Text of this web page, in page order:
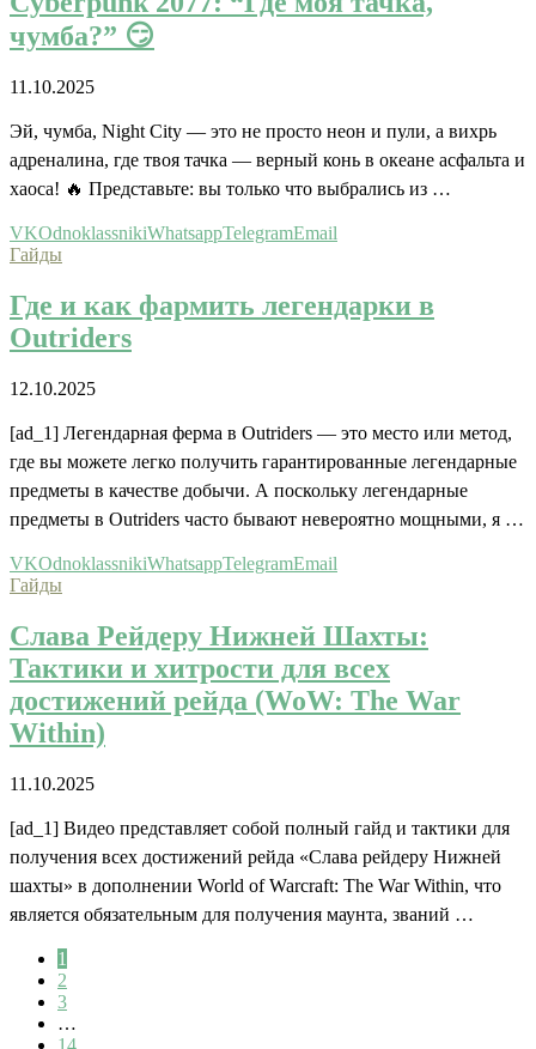
чумба?” 😏
11.10.2025
Эй, чумба, Night City — это не просто неон и пули, а вихрь
адреналина, где твоя тачка — верный конь в океане асфальта и
хаоса! 🔥 Представьте: вы только что выбрались из …
VKOdnoklassnikiWhatsappTelegramEmail
Гайды
Где и как фармить легендарки в
Outriders
12.10.2025
[ad_1] Легендарная ферма в Outriders — это место или метод,
где вы можете легко получить гарантированные легендарные
предметы в качестве добычи. А поскольку легендарные
предметы в Outriders часто бывают невероятно мощными, я …
VKOdnoklassnikiWhatsappTelegramEmail
Гайды
Слава Рейдеру Нижней Шахты:
Тактики и хитрости для всех
достижений рейда (WoW: The War
Within)
11.10.2025
[ad_1] Видео представляет собой полный гайд и тактики для
получения всех достижений рейда «Слава рейдеру Нижней
шахты» в дополнении World of Warcraft: The War Within, что
является обязательным для получения маунта, званий …
1
2
3
…
14